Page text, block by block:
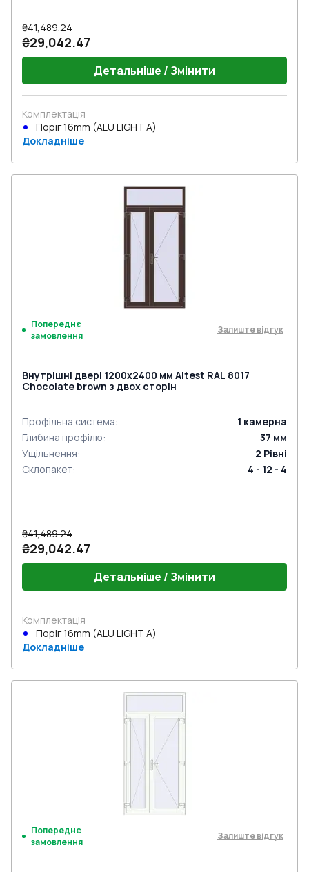
₴41,489.24
₴29,042.47
Детальніше / Змінити
Комплектація
Поріг 16mm (ALU LIGHT A)
Докладніше
Попереднє
замовлення
Залиште відгук
Внутрішні двері 1200x2400 мм Altest RAL 8017
Chocolate brown з двох сторін
Профільна система: 1 камерна
Глибина профілю: 37 мм
Ущільнення: 2 Рівні
Склопакет: 4 - 12 - 4
₴41,489.24
₴29,042.47
Детальніше / Змінити
Комплектація
Поріг 16mm (ALU LIGHT A)
Докладніше
Попереднє
замовлення
Залиште відгук